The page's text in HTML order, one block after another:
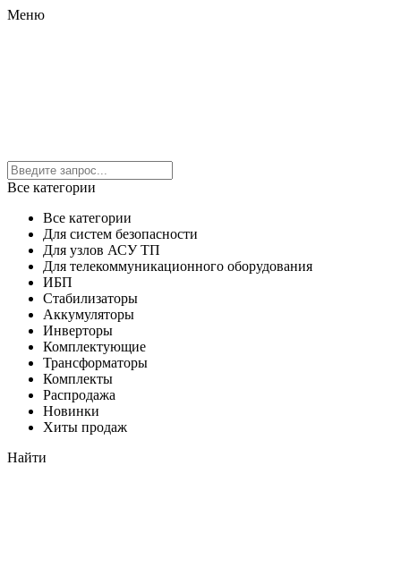
Меню
Все категории
Все категории
Для систем безопасности
Для узлов АСУ ТП
Для телекоммуникационного оборудования
ИБП
Стабилизаторы
Аккумуляторы
Инверторы
Комплектующие
Трансформаторы
Комплекты
Распродажа
Новинки
Хиты продаж
Найти